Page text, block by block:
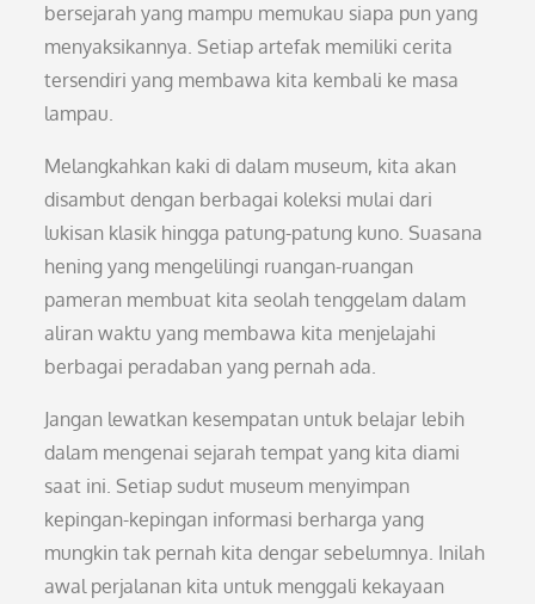
bersejarah yang mampu memukau siapa pun yang
menyaksikannya. Setiap artefak memiliki cerita
tersendiri yang membawa kita kembali ke masa
lampau.
Melangkahkan kaki di dalam museum, kita akan
disambut dengan berbagai koleksi mulai dari
lukisan klasik hingga patung-patung kuno. Suasana
hening yang mengelilingi ruangan-ruangan
pameran membuat kita seolah tenggelam dalam
aliran waktu yang membawa kita menjelajahi
berbagai peradaban yang pernah ada.
Jangan lewatkan kesempatan untuk belajar lebih
dalam mengenai sejarah tempat yang kita diami
saat ini. Setiap sudut museum menyimpan
kepingan-kepingan informasi berharga yang
mungkin tak pernah kita dengar sebelumnya. Inilah
awal perjalanan kita untuk menggali kekayaan